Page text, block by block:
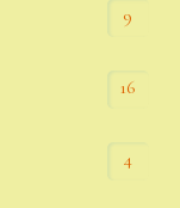
9
16
4